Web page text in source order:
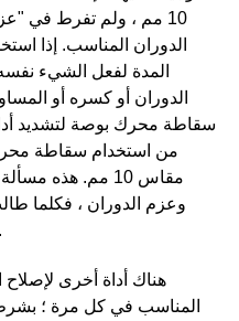
10 مم ، ولم تفرط في
الدوران المناسب. إذا
المدة لفعل الشيء
الدوران أو كسره أو
من استخدام سقاطة
مقاس 10 مم. هذه
وعزم الدوران ، فكلما
وأصبح تطبيق عزم الدوران أسهل.
هناك أداة أخرى
المناسب في كل مرة ؛